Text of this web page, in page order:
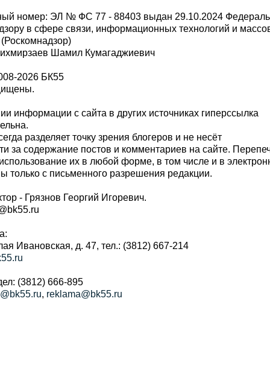
номер: ЭЛ № ФС 77 - 88403 выдан 29.10.2024
в сфере связи, информационных технологий и
Шамил Кумагаджиевич
2026 БК55
информации с сайта в других источниках гиперссылка
разделяет точку зрения блогеров и не несёт
за содержание постов и комментариев на сайте.
их в любой форме, в том числе и в
с письменного разрешения редакции.
- Грязнов Георгий Игоревич.
Ивановская, д. 47, тел.: (3812) 667-214
(3812) 666-895
, reklama@bk55.ru